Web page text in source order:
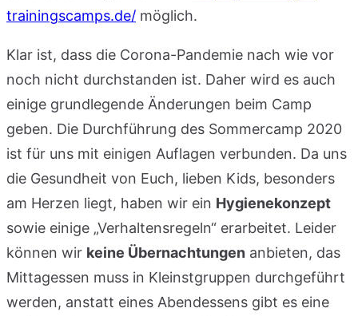
trainingscamps.de/ möglich.
Klar ist, dass die Corona-Pandemie nach wie vor
noch nicht durchstanden ist. Daher wird es auch
einige grundlegende Änderungen beim Camp
geben. Die Durchführung des Sommercamp 2020
ist für uns mit einigen Auflagen verbunden. Da uns
die Gesundheit von Euch, lieben Kids, besonders
am Herzen liegt, haben wir ein Hygienekonzept
sowie einige „Verhaltensregeln“ erarbeitet. Leider
können wir keine Übernachtungen anbieten, das
Mittagessen muss in Kleinstgruppen durchgeführt
werden, anstatt eines Abendessens gibt es eine